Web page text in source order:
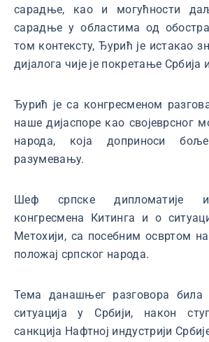
сарадње, као и могућности
сарадње у областима од
том контексту, Ђурић је истакао
дијалога чије је покретање Србија
Ђурић је са конгресменом
наше дијаспоре као својеврсног
народа, која доприноси
разумевању.
Шеф српске дипломатије
конгресмена Китинга и о
Метохији, са посебним освртом
положај српског народа.
Тема данашњег разговора била
ситуација у Србији, након
санкција Нафтној индустрији